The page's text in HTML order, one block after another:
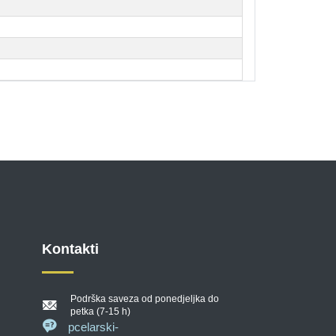
Kontakti
Podrška saveza od ponedjeljka do
petka (7-15 h)
pcelarski-